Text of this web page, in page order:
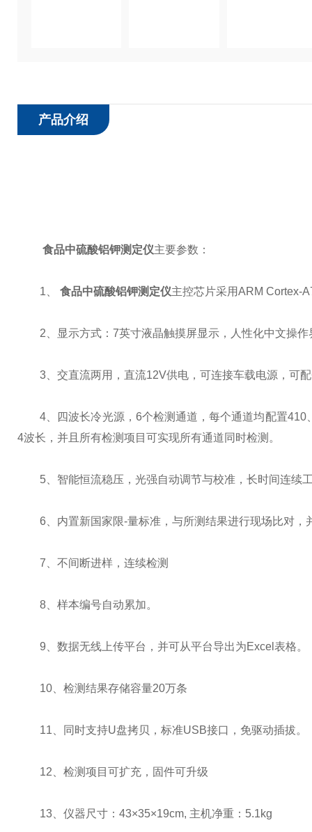
产品介绍
食品中硫酸铝钾测定仪主要参数：
1、 食品中硫酸铝钾测定仪主控芯片采用ARM Cortex-
2、显示方式：7英寸液晶触摸屏显示，人性化中文操作
3、交直流两用，直流12V供电，可连接车载电源，可配
4、四波长冷光源，6个检测通道，每个通道均配置410
4波长，并且所有检测项目可实现所有通道同时检测。
5、智能恒流稳压，光强自动调节与校准，长时间连续
6、内置新国家限-量标准，与所测结果进行现场比对，
7、不间断进样，连续检测
8、样本编号自动累加。
9、数据无线上传平台，并可从平台导出为Excel表格。
10、检测结果存储容量20万条
11、同时支持U盘拷贝，标准USB接口，免驱动插拔。
12、检测项目可扩充，固件可升级
13、仪器尺寸：43×35×19cm, 主机净重：5.1kg